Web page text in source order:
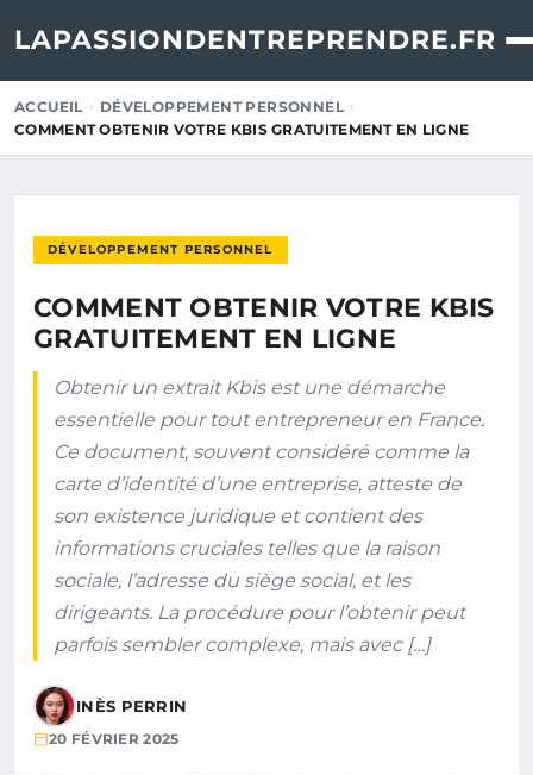
LAPASSIONDENTREPRENDRE.FR
ACCUEIL
DÉVELOPPEMENT PERSONNEL
COMMENT OBTENIR VOTRE KBIS GRATUITEMENT EN LIGNE
DÉVELOPPEMENT PERSONNEL
COMMENT OBTENIR VOTRE KBIS
GRATUITEMENT EN LIGNE
Obtenir un extrait Kbis est une démarche
essentielle pour tout entrepreneur en France.
Ce document, souvent considéré comme la
carte d’identité d’une entreprise, atteste de
son existence juridique et contient des
informations cruciales telles que la raison
sociale, l’adresse du siège social, et les
dirigeants. La procédure pour l’obtenir peut
parfois sembler complexe, mais avec […]
INÈS PERRIN
20 FÉVRIER 2025